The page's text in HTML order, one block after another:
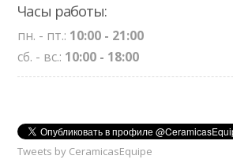
Часы работы:
пн. - пт.: 10:00 - 21:00
сб. - вс.: 10:00 - 18:00
Tweets by CeramicasEquipe